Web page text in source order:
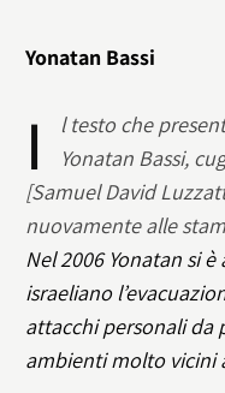
Yonatan Bassi
I
l testo che
Yonatan Bassi,
[Samuel David
nuovamente alle
Nel 2006 Yonatan si
israeliano
attacchi personali da
ambienti molto vicini